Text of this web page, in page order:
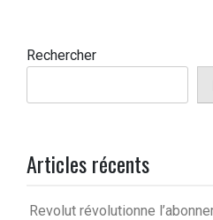
Rechercher
Articles récents
Revolut révolutionne